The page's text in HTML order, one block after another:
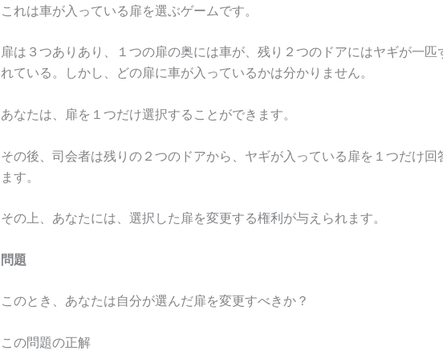
これは車が入っている扉を選ぶゲームです。
扉は３つありあり、１つの扉の奥には車が、残り２つのドアにはヤギが一匹
れている。しかし、どの扉に車が入っているかは分かりません。
あなたは、扉を１つだけ選択することができます。
その後、司会者は残りの２つのドアから、ヤギが入っている扉を１つだけ回
ます。
その上、あなたには、選択した扉を変更する権利が与えられます。
問題
このとき、あなたは自分が選んだ扉を変更すべきか？
この問題の正解